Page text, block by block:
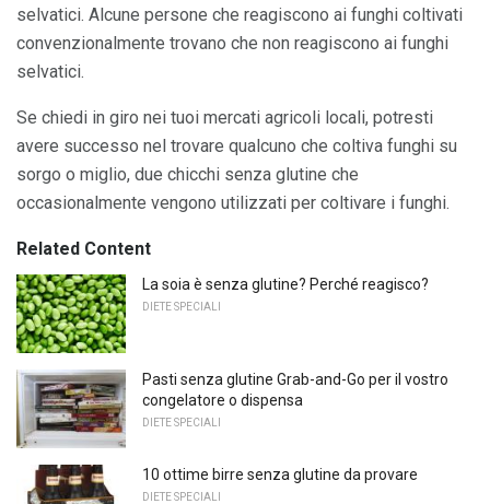
selvatici. Alcune persone che reagiscono ai funghi coltivati ​​
convenzionalmente trovano che non reagiscono ai funghi
selvatici.
Se chiedi in giro nei tuoi mercati agricoli locali, potresti
avere successo nel trovare qualcuno che coltiva funghi su
sorgo o miglio, due chicchi senza glutine che
occasionalmente vengono utilizzati per coltivare i funghi.
Related Content
La soia è senza glutine? Perché reagisco?
DIETE SPECIALI
Pasti senza glutine Grab-and-Go per il vostro
congelatore o dispensa
DIETE SPECIALI
10 ottime birre senza glutine da provare
DIETE SPECIALI